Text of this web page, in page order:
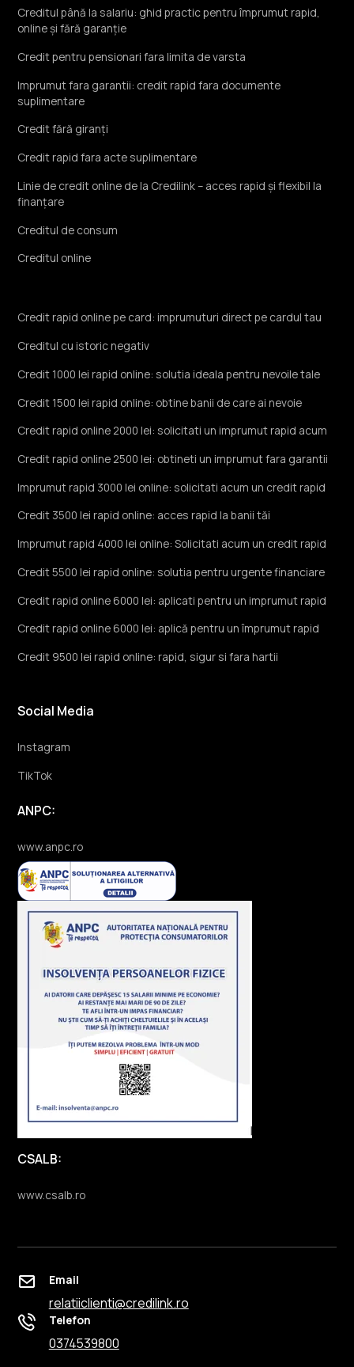
Creditul până la salariu: ghid practic pentru împrumut rapid,
online și fără garanție
Credit pentru pensionari fara limita de varsta
Imprumut fara garantii: credit rapid fara documente
suplimentare
Credit fără giranți
Credit rapid fara acte suplimentare
Linie de credit online de la Credilink – acces rapid și flexibil la
finanțare
Creditul de consum
Creditul online
Credit rapid online pe card: imprumuturi direct pe cardul tau
Creditul cu istoric negativ
Credit 1000 lei rapid online: solutia ideala pentru nevoile tale
Credit 1500 lei rapid online: obtine banii de care ai nevoie
Credit rapid online 2000 lei: solicitati un imprumut rapid acum
Credit rapid online 2500 lei: obtineti un imprumut fara garantii
Imprumut rapid 3000 lei online: solicitati acum un credit rapid
Credit 3500 lei rapid online: acces rapid la banii tăi
Imprumut rapid 4000 lei online: Solicitati acum un credit rapid
Credit 5500 lei rapid online: solutia pentru urgente financiare
Credit rapid online 6000 lei: aplicati pentru un imprumut rapid
Credit rapid online 6000 lei: aplică pentru un împrumut rapid
Credit 9500 lei rapid online: rapid, sigur si fara hartii
Social Media
Instagram
TikTok
ANPC:
www.anpc.ro
CSALB:
www.csalb.ro
Email
relatiiclienti@credilink.ro
Telefon
0374539800